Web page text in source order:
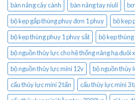
bàn nâng cây cành bàn nâng tay niuli
bộ kẹp gắp thùng phuy đơn 1 phuy
bộ kẹp
bộ kẹp thùng phuy 1 phuy sắt
bộ kẹp
bộ nguồn thủy lực cho hệ thống nâng hạ đuôi
bộ nguồn thủy lực mini 12v
bộ nguồn thủy
cẩu thủy lực mini 2 tấn
cẩu thủy lực mini 3